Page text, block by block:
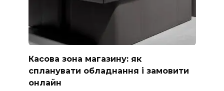
Касова зона магазину: як
спланувати обладнання і замовити
онлайн